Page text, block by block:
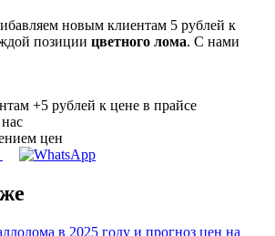
новым клиентам 5 рублей к
позиции цветного лома. С нами
цен